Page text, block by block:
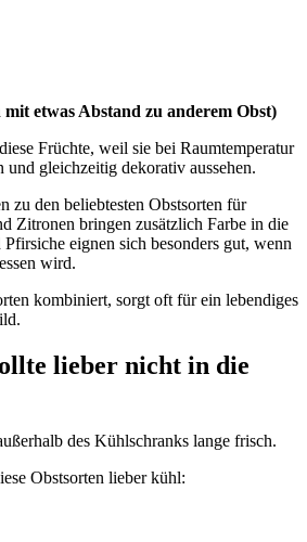
mit etwas Abstand zu anderem Obst)
Früchte, weil sie bei Raumtemperatur
gleichzeitig dekorativ aussehen.
zu den beliebtesten Obstsorten für
Zitronen bringen zusätzlich Farbe in die
eignen sich besonders gut, wenn
wird.
kombiniert, sorgt oft für ein lebendiges
lieber nicht in die
des Kühlschranks lange frisch.
Obstsorten lieber kühl: